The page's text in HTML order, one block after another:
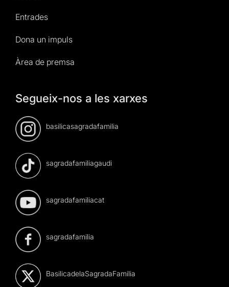
Entrades
Dona un impuls
Àrea de premsa
Segueix-nos a les xarxes
basilicasagradafamilia
sagradafamiliagaudi
sagradafamiliacat
sagradafamilia
BasilicadelaSagradaFamilia